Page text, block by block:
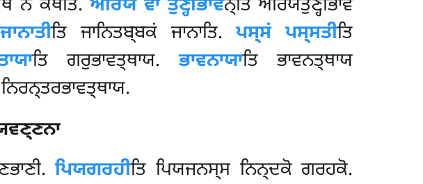
ਨ ਕਥੇਤਿ.ਅਰਿਯਂ ਵਾ ਤੁਣ੍ਹੀਭਾਵਨ੍ਤਿ ਅਰਿਯਤੁਣ੍ਹੀਭਾਵੋ
ਤਿ ਜਾਨਿਤਬ੍ਬਕਂ ਜਾਨਾਤਿ.ਪਸ੍ਸਂ ਪਸ੍ਸਤੀਤਿ
ਤਿ ਗਰੁਭਾਵਤ੍ਥਾਯ.ਭਾਵਨਾਯਾਤਿ ਭਾਵਨਤ੍ਥਾਯ
ਪਿਯਗਰਹੀਤਿ ਪਿਯਜਨਸ੍ਸਨਿਨ੍ਦਕੋ ਗਰਹਕੋ.